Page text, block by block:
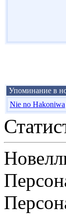
Упоминание в
Nie no Hakoniwa